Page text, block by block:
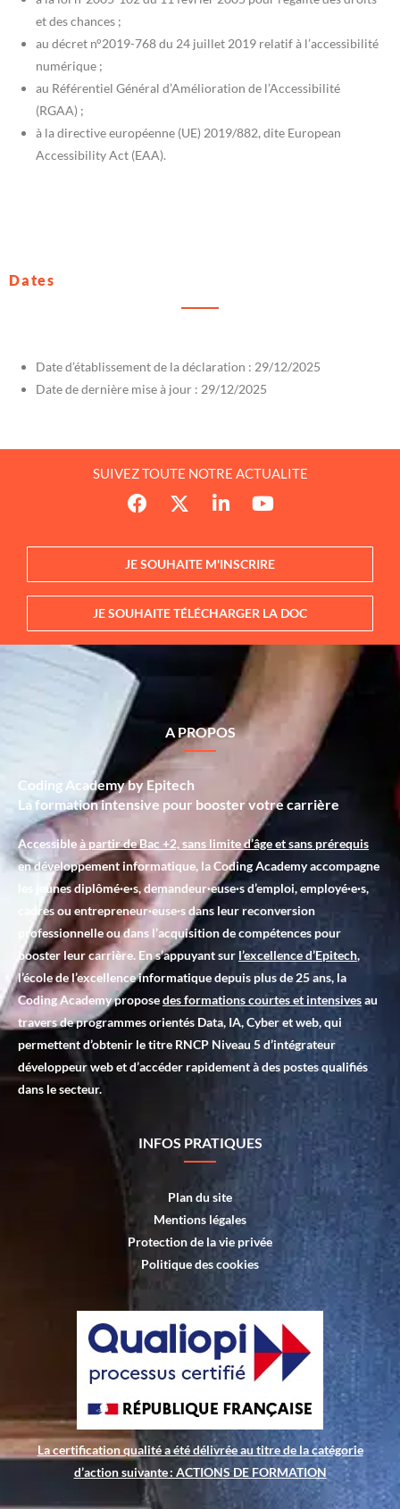
et des chances ;
au décret n°2019-768 du 24 juillet 2019 relatif à l’accessibilité
numérique ;
au Référentiel Général d’Amélioration de l’Accessibilité
(RGAA) ;
à la directive européenne (UE) 2019/882, dite European
Accessibility Act (EAA).
Dates
Date d’établissement de la déclaration : 29/12/2025
Date de dernière mise à jour : 29/12/2025
SUIVEZ TOUTE NOTRE ACTUALITE
JE SOUHAITE M'INSCRIRE
JE SOUHAITE TÉLÉCHARGER LA DOC
A PROPOS
Coding Academy by Epitech
La formation intensive pour booster votre carrière
Accessibleà partir de Bac +2, sans limite d’âge et sans prérequis
en développement informatique, la Coding Academy accompagne
les jeunes diplômé·e·s, demandeur·euse·s d’emploi, employé·e·s,
cadres ou entrepreneur·euse·s dans leur reconversion
professionnelle ou dans l’acquisition de compétences pour
booster leur carrière. En s’appuyant sur l’excellence d’Epitech,
l’école de l’excellence informatique depuis plus de 25 ans, la
Coding Academy proposedes formations courtes et intensivesau
travers de programmes orientés Data, IA, Cyber et web, qui
permettent d’obtenir le titre RNCP Niveau 5 d’intégrateur
développeur web et d’accéder rapidement à des postes qualifiés
dans le secteur.
INFOS PRATIQUES
Plan du site
Mentions légales
Protection de la vie privée
Politique des cookies
La certification qualité a été délivrée au titre de la catégorie
d’action suivante : ACTIONS DE FORMATION